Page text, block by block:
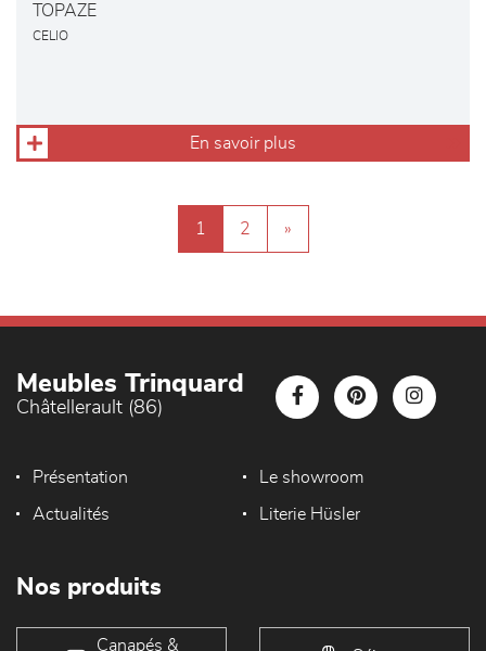
TOPAZE
CELIO
En savoir plus
1 2 »
Meubles Trinquard
Châtellerault (86)
Présentation Le showroom
Actualités Literie Hüsler
Nos produits
Canapés &